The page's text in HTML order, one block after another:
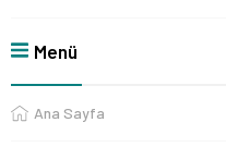
Menü
Ana Sayfa